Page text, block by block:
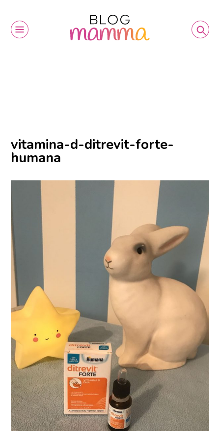
vitamina-d-ditrevit-forte-
humana